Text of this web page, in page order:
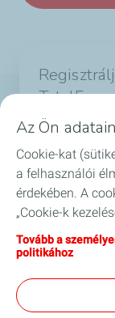
És értesüljön
*Required
I agree to
Termékek
Biztonság
GYIK
Az Ön
Cookie-kat
a felhasználói
érdekében. A
„Cookie-k
gombra kattintva
tárolásához.
technikai cookie-
látogasson el a
Tovább a
politikához